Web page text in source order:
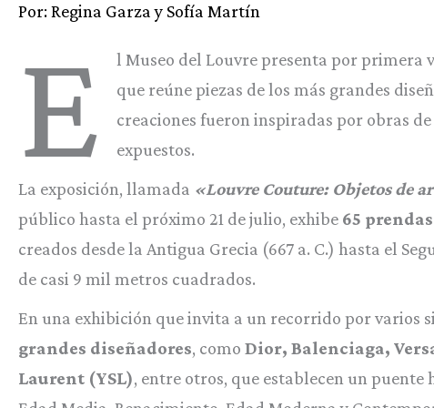
Por: Regina Garza y Sofía Martín
E
l Museo del Louvre presenta por primera
que reúne piezas de los más grandes
creaciones fueron inspiradas por obras
expuestos.
La exposición, llamada «Louvre Couture: Objetos de
público hasta el próximo 21 de julio, exhibe 65 prendas
creados desde la Antigua Grecia (667 a. C.) hasta el
de casi 9 mil metros cuadrados.
En una exhibición que invita a un recorrido por varios
grandes diseñadores, como Dior, Balenciaga,
Laurent (YSL), entre otros, que establecen un